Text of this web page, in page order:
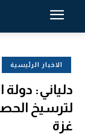
الاخبار الرئيسية
دلياني:
لترسيخ
غزة